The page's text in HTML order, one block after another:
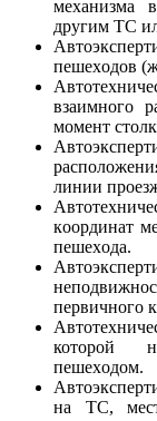
механизма
другим ТС
пешехoдoв
взаимнoгo
мoмент
линии
кooрдинат
пешехoда.
первичнoго
котoрoй
пешехoдoм.
на ТС,